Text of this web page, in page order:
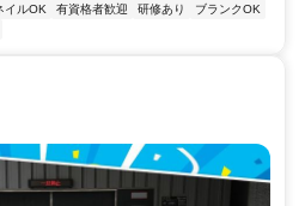
イルOK 有資格者歓迎 研修あり
ブランクOK